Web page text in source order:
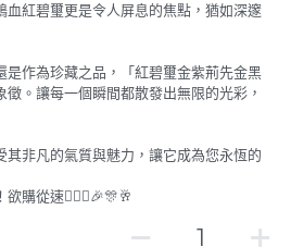
血紅碧璽更是令人屏息的焦點，猶如深邃
是作為珍藏之品，「紅碧璽金紫荊先金黑
。讓每一個瞬間都散發出無限的光彩，
其非凡的氣質與魅力，讓它成為您永恆的
購從速🙇🏼‍♂️🎉🎊🥂
VIP